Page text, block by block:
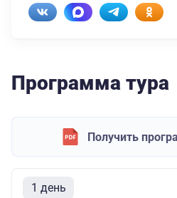
Программа тура
Получить
1 день